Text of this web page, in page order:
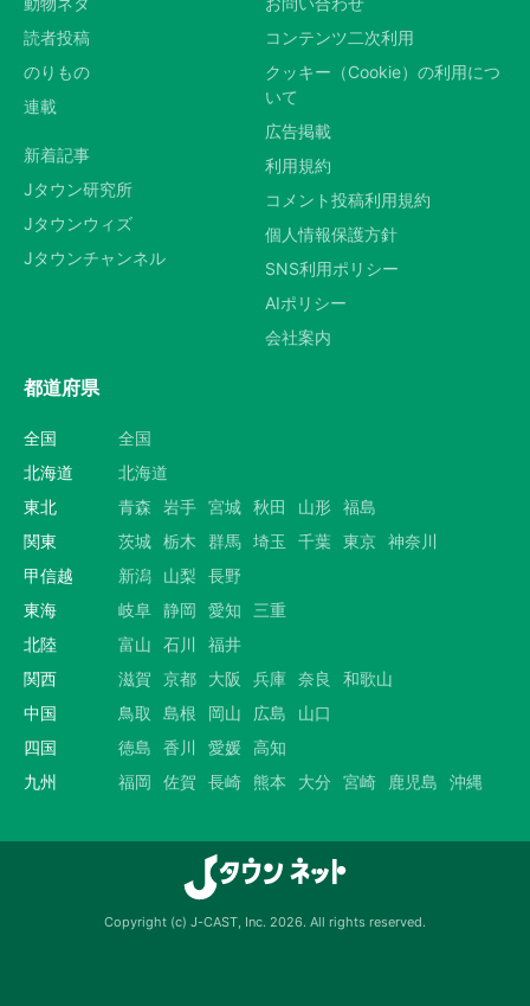
読者投稿
のりもの
連載
新着記事
Jタウン研究所
Jタウンウィズ
Jタウンチャンネル
コンテンツ二次利用
クッキー（Cookie）の利用につ
いて
広告掲載
利用規約
コメント投稿利用規約
個人情報保護方針
SNS利用ポリシー
AIポリシー
会社案内
都道府県
全国
全国
北海道
北海道
東北
青森 岩手 宮城 秋田 山形 福島
関東
茨城 栃木 群馬 埼玉 千葉 東京 神奈川
甲信越
新潟 山梨
長野
東海
岐阜 静岡 愛知
三重
北陸
富山 石川
福井
関西
滋賀 京都 大阪 兵庫 奈良
和歌山
中国
鳥取 島根 岡山 広島
山口
四国
徳島 香川 愛媛 高知
九州
福岡 佐賀 長崎 熊本 大分 宮崎 鹿児島 沖縄
Copyright (c) J-CAST, Inc. 2026. All rights reserved.